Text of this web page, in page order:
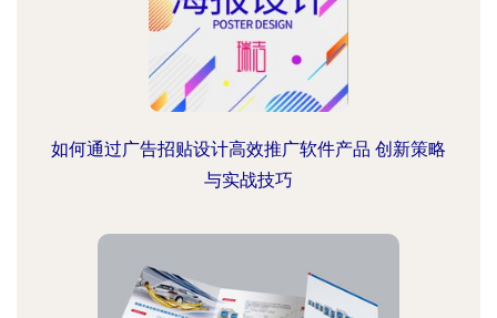
如何通过广告招贴设计高效推广软件产品 创新策略
与实战技巧